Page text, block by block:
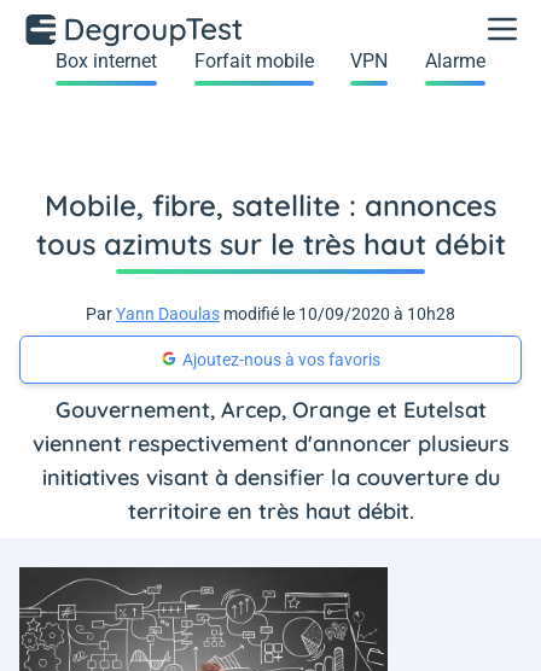
Box internet Forfait mobile VPN Alarme
Mobile, fibre, satellite : annonces
tous azimuts sur le très haut débit
ParYann Daoulas modifié le 10/09/2020 à 10h28
Ajoutez-nous à vos favoris
Gouvernement, Arcep, Orange et Eutelsat
viennent respectivement d'annoncer plusieurs
initiatives visant à densifier la couverture du
territoire en très haut débit.